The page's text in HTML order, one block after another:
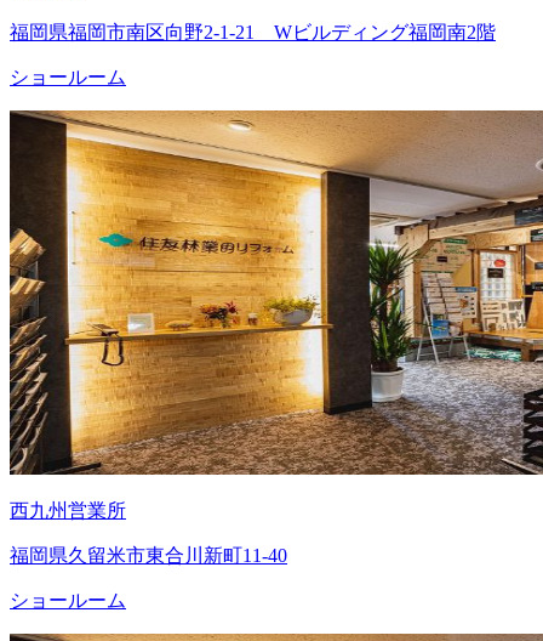
福岡県福岡市南区向野2-1-21 Wビルディング福岡南2階
ショールーム
西九州営業所
福岡県久留米市東合川新町11-40
ショールーム